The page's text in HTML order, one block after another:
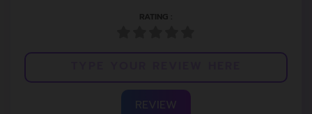
RATING :
REVIEW